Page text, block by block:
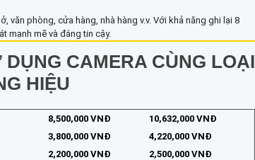
phòng, cửa hàng, nhà hàng v.v. Với khả năng ghi lại 8
mạnh mẽ và đáng tin cậy.
CAMERA CÙNG LOẠI
HIỆU
8,500,000 VNĐ
10,632,000 VNĐ
3,800,000 VNĐ
4,220,000 VNĐ
2,200,000 VNĐ
2,500,000 VNĐ